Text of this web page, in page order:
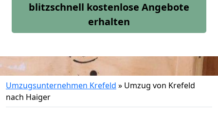
blitzschnell kostenlose Angebote
erhalten
Umzugsunternehmen Krefeld » Umzug von Krefeld
nach Haiger